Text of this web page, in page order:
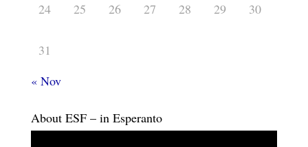
24 25 26 27 28 29 30
31
« Nov
About ESF – in Esperanto